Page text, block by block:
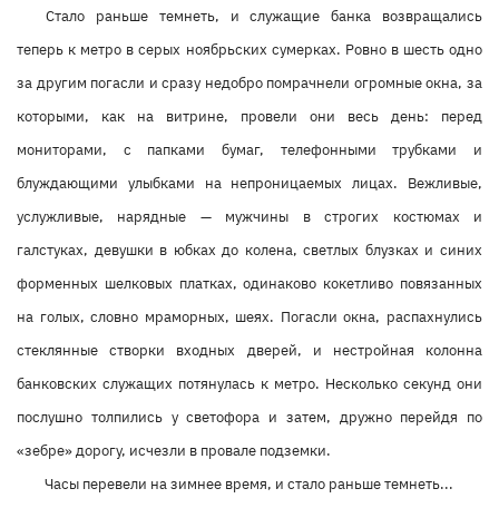
Стало раньше темнеть, и служащие банка возвращались
теперь к метро в серых ноябрьских сумерках. Ровно в шесть одно
за другим погасли и сразу недобро помрачнели огромные окна, за
которыми, как на витрине, провели они весь день: перед
мониторами, с папками бумаг, телефонными трубками и
блуждающими улыбками на непроницаемых лицах. Вежливые,
услужливые, нарядные — мужчины в строгих костюмах и
галстуках, девушки в юбках до колена, светлых блузках и синих
форменных шелковых платках, одинаково кокетливо повязанных
на голых, словно мраморных, шеях. Погасли окна, распахнулись
стеклянные створки входных дверей, и нестройная колонна
банковских служащих потянулась к метро. Несколько секунд они
послушно толпились у светофора и затем, дружно перейдя по
«зебре» дорогу, исчезли в провале подземки.
Часы перевели на зимнее время, и стало раньше темнеть...